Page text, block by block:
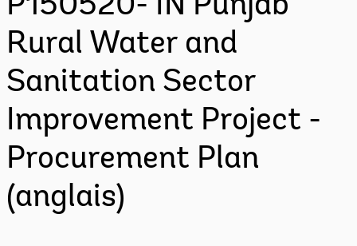
P150520- IN Punjab
Rural Water and
Sanitation Sector
Improvement Project -
Procurement Plan
(anglais)